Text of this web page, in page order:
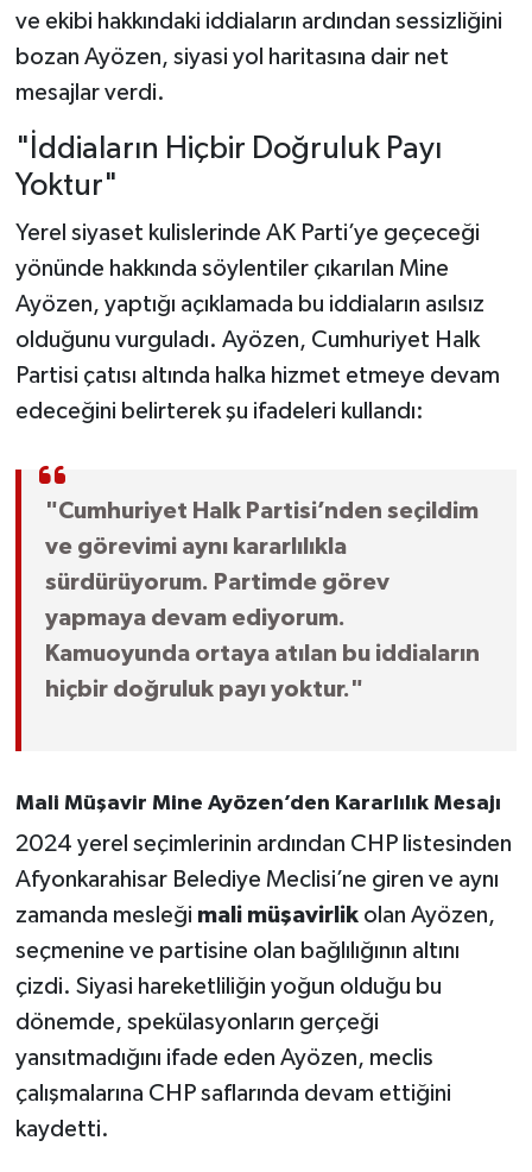
ve ekibi hakkındaki iddiaların ardından sessizliğini
bozan Ayözen, siyasi yol haritasına dair net
mesajlar verdi.
"İddiaların Hiçbir Doğruluk Payı
Yoktur"
Yerel siyaset kulislerinde AK Parti’ye geçeceği
yönünde hakkında söylentiler çıkarılan Mine
Ayözen, yaptığı açıklamada bu iddiaların asılsız
olduğunu vurguladı. Ayözen, Cumhuriyet Halk
Partisi çatısı altında halka hizmet etmeye devam
edeceğini belirterek şu ifadeleri kullandı:
"Cumhuriyet Halk Partisi’nden seçildim
ve görevimi aynı kararlılıkla
sürdürüyorum. Partimde görev
yapmaya devam ediyorum.
Kamuoyunda ortaya atılan bu iddiaların
hiçbir doğruluk payı yoktur."
Mali Müşavir Mine Ayözen’den Kararlılık Mesajı
2024 yerel seçimlerinin ardından CHP listesinden
Afyonkarahisar Belediye Meclisi’ne giren ve aynı
zamanda mesleği mali müşavirlikolan Ayözen,
seçmenine ve partisine olan bağlılığının altını
çizdi. Siyasi hareketliliğin yoğun olduğu bu
dönemde, spekülasyonların gerçeği
yansıtmadığını ifade eden Ayözen, meclis
çalışmalarına CHP saflarında devam ettiğini
kaydetti.